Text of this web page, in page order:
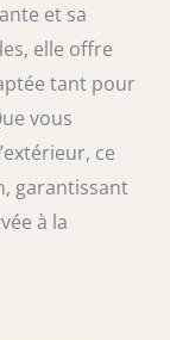
et sa
elle offre
tant pour
vous
ce
garantissant
à la